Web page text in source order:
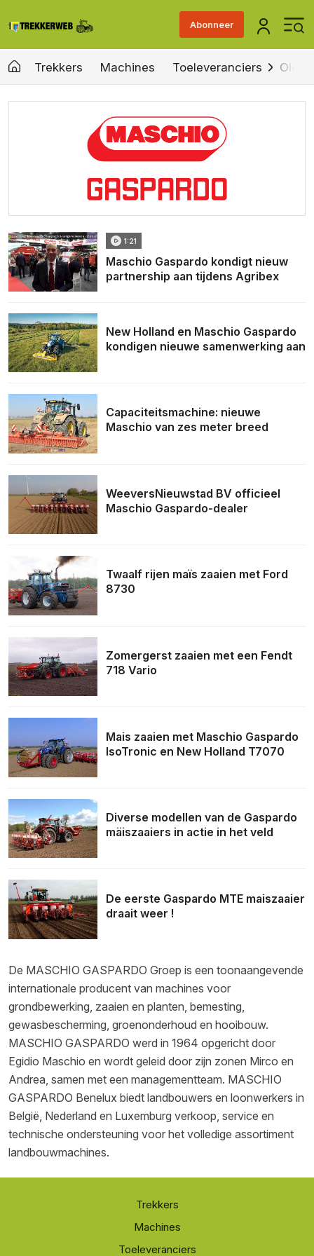
Abonneer
Trekkers Machines Toeleveranciers Old &
1:21
Maschio Gaspardo kondigt nieuw
partnership aan tijdens Agribex
New Holland en Maschio Gaspardo
kondigen nieuwe samenwerking aan
Capaciteitsmachine: nieuwe
Maschio van zes meter breed
WeeversNieuwstad BV officieel
Maschio Gaspardo-dealer
Twaalf rijen maïs zaaien met Ford
8730
Zomergerst zaaien met een Fendt
718 Vario
Mais zaaien met Maschio Gaspardo
IsoTronic en New Holland T7070
Diverse modellen van de Gaspardo
mäiszaaiers in actie in het veld
De eerste Gaspardo MTE maiszaaier
draait weer !
De MASCHIO GASPARDO Groep is een toonaangevende
internationale producent van machines voor
grondbewerking, zaaien en planten, bemesting,
gewasbescherming, groenonderhoud en hooibouw.
MASCHIO GASPARDO werd in 1964 opgericht door
Egidio Maschio en wordt geleid door zijn zonen Mirco en
Andrea, samen met een managementteam. MASCHIO
GASPARDO Benelux biedt landbouwers en loonwerkers in
België, Nederland en Luxemburg verkoop, service en
technische ondersteuning voor het volledige assortiment
landbouwmachines.
Trekkers
Machines
Toeleveranciers